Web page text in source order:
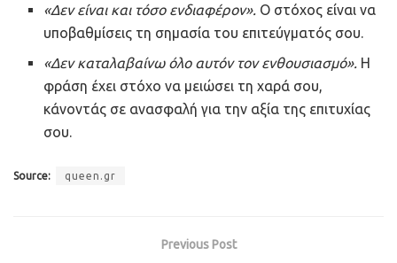
«Δεν είναι και τόσο ενδιαφέρον». Ο στόχος είναι να
υποβαθμίσεις τη σημασία του επιτεύγματός σου.
«Δεν καταλαβαίνω όλο αυτόν τον ενθουσιασμό». Η
φράση έχει στόχο να μειώσει τη χαρά σου,
κάνοντάς σε ανασφαλή για την αξία της επιτυχίας
σου.
Source: queen.gr
Previous Post